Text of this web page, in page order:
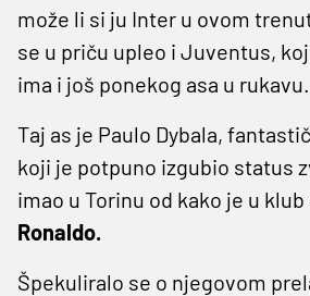
može li si ju Inter u ovom
se u priču upleo i Juventus,
ima i još ponekog asa u rukavu.
Taj as je Paulo Dybala,
koji je potpuno izgubio status
imao u Torinu od kako je u
Ronaldo.
Špekuliralo se o njegovom